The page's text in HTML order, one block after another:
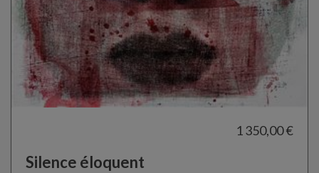
1 350,00 €
Silence éloquent